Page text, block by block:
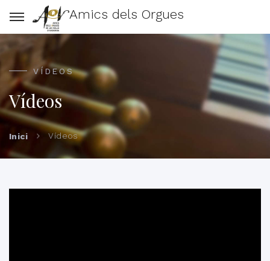
Amics dels Orgues
VÍDEOS
Vídeos
Inici Vídeos